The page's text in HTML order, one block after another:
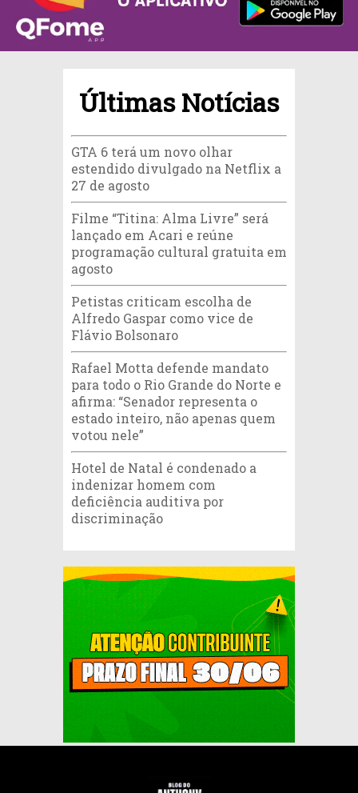
Últimas Notícias
GTA 6 terá um novo olhar
estendido divulgado na Netflix a
27 de agosto
Filme “Titina: Alma Livre” será
lançado em Acari e reúne
programação cultural gratuita em
agosto
Petistas criticam escolha de
Alfredo Gaspar como vice de
Flávio Bolsonaro
Rafael Motta defende mandato
para todo o Rio Grande do Norte e
afirma: “Senador representa o
estado inteiro, não apenas quem
votou nele”
Hotel de Natal é condenado a
indenizar homem com
deficiência auditiva por
discriminação